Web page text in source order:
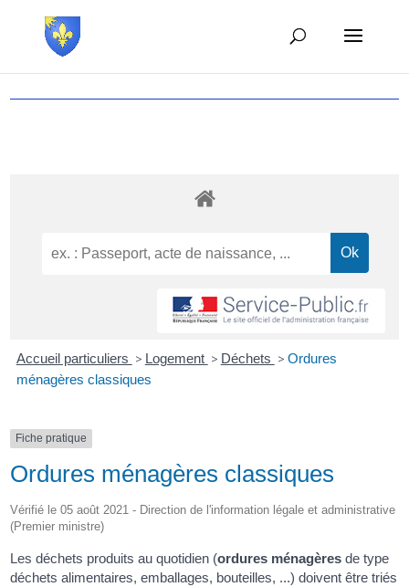
Accueil particuliers > Logement > Déchets > Ordures
ménagères classiques
Fiche pratique
Ordures ménagères classiques
Vérifié le 05 août 2021 - Direction de l'information légale et administrative
(Premier ministre)
Les déchets produits au quotidien (ordures ménagères de type
déchets alimentaires, emballages, bouteilles, ...) doivent être triés